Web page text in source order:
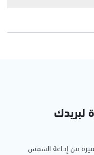
لبريدك
من إذاعة الشمس